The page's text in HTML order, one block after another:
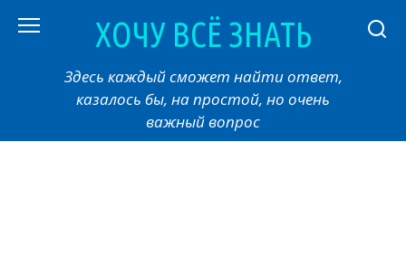
ХОЧУ ВСЁ ЗНАТЬ
Здесь каждый сможет найти ответ,
казалось бы, на простой, но очень
важный вопрос